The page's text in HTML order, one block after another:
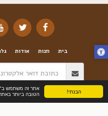
הבנתי!
הטובה ביותר
בית חנות אודות
זכויות יוצרים © 2026 כל הזכויות שמורות -